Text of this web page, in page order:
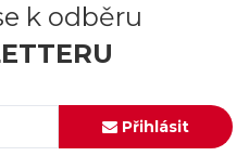
k odběru
Přihlásit